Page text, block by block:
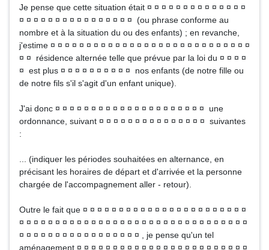
Je pense que cette situation était ¤ ¤ ¤ ¤ ¤ ¤ ¤ ¤ ¤ ¤ ¤ ¤ ¤ ¤
¤ ¤ ¤ ¤ ¤ ¤ ¤ ¤ ¤ ¤ ¤ ¤ ¤ ¤ ¤ ¤ (ou phrase conforme au
nombre et à la situation du ou des enfants) ; en revanche,
j'estime ¤ ¤ ¤ ¤ ¤ ¤ ¤ ¤ ¤ ¤ ¤ ¤ ¤ ¤ ¤ ¤ ¤ ¤ ¤ ¤ ¤ ¤ ¤ ¤ ¤ ¤ ¤ ¤
¤ ¤ résidence alternée telle que prévue par la loi du ¤ ¤ ¤ ¤
¤ est plus ¤ ¤ ¤ ¤ ¤ ¤ ¤ ¤ ¤ ¤ nos enfants (de notre fille ou
de notre fils s'il s'agit d'un enfant unique).
J'ai donc ¤ ¤ ¤ ¤ ¤ ¤ ¤ ¤ ¤ ¤ ¤ ¤ ¤ ¤ ¤ ¤ ¤ ¤ ¤ ¤ ¤ une
ordonnance, suivant ¤ ¤ ¤ ¤ ¤ ¤ ¤ ¤ ¤ ¤ ¤ ¤ ¤ ¤ ¤ suivantes
:
... (indiquer les périodes souhaitées en alternance, en
précisant les horaires de départ et d'arrivée et la personne
chargée de l'accompagnement aller - retour).
Outre le fait que ¤ ¤ ¤ ¤ ¤ ¤ ¤ ¤ ¤ ¤ ¤ ¤ ¤ ¤ ¤ ¤ ¤ ¤ ¤ ¤ ¤ ¤ ¤
¤ ¤ ¤ ¤ ¤ ¤ ¤ ¤ ¤ ¤ ¤ ¤ ¤ ¤ ¤ ¤ ¤ ¤ ¤ ¤ ¤ ¤ ¤ ¤ ¤ ¤ ¤ ¤ ¤ ¤ ¤ ¤
¤ ¤ ¤ ¤ ¤ ¤ ¤ ¤ ¤ ¤ ¤ ¤ ¤ ¤ ¤ ¤ ¤ , je pense qu'un tel
aménagement ¤ ¤ ¤ ¤ ¤ ¤ ¤ ¤ ¤ ¤ ¤ ¤ ¤ ¤ ¤ ¤ ¤ ¤ ¤ ¤ ¤ ¤ ¤ ¤